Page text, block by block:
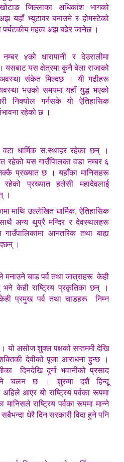
जिल्लाका अधिकांश भागको
यहाँ भ्यूटावर बनाउने र होमस्टेको
पर्यटकीय महत्व अझ बढेर जानेछ ।
४को धारापानी र देउरालीमा
यसबाट यस क्षेत्रमा कुनै बेला राजाको
संकेत मिल्दछ । यी गढीहरू
भउको समयमा यहाँ युद्ध भएको
निक्योल गर्नसके यो ऐतिहासिक
रहेको छ ।
वटा धार्मिक स.स्थाहर रहेका छन् ।
रहेको यस गाउँपािलका वडा नम्बर ६
प्रख्यात छ । यहाँका मानिसहरू
रहेको प्रख्यात हलेसी महादेवलाई
।
माथि उल्लेखित धार्मिक, ऐतिहासिक
अन्य थुप्रै मन्दिर र देवस्थलहरू
आनतरिक तथा बाह्य
।
मनाउने चाड पर्व तथा जात्राहरू केही
केही राष्ट्रिय प्रकृतिका छन् ।
प्रमुख पर्व तथा चाडहरू निम्न
। यो असोज शुक्ल पक्षको सप्तममी देखि
देवीको पूजा आराधना हुन्छ ।
दिनदेखि दुर्गा भवानीको प्रसाद
चलन छ । शुरुमा दशैं हिन्दू
आएर यो राष्ट्रिय पर्वका रूपमा
राष्ट्रिय पर्वका रूपमा मान्ने
धेरै दिन सरकारी विदा हुने पनि